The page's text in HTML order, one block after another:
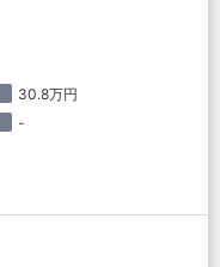
30.8万円
-